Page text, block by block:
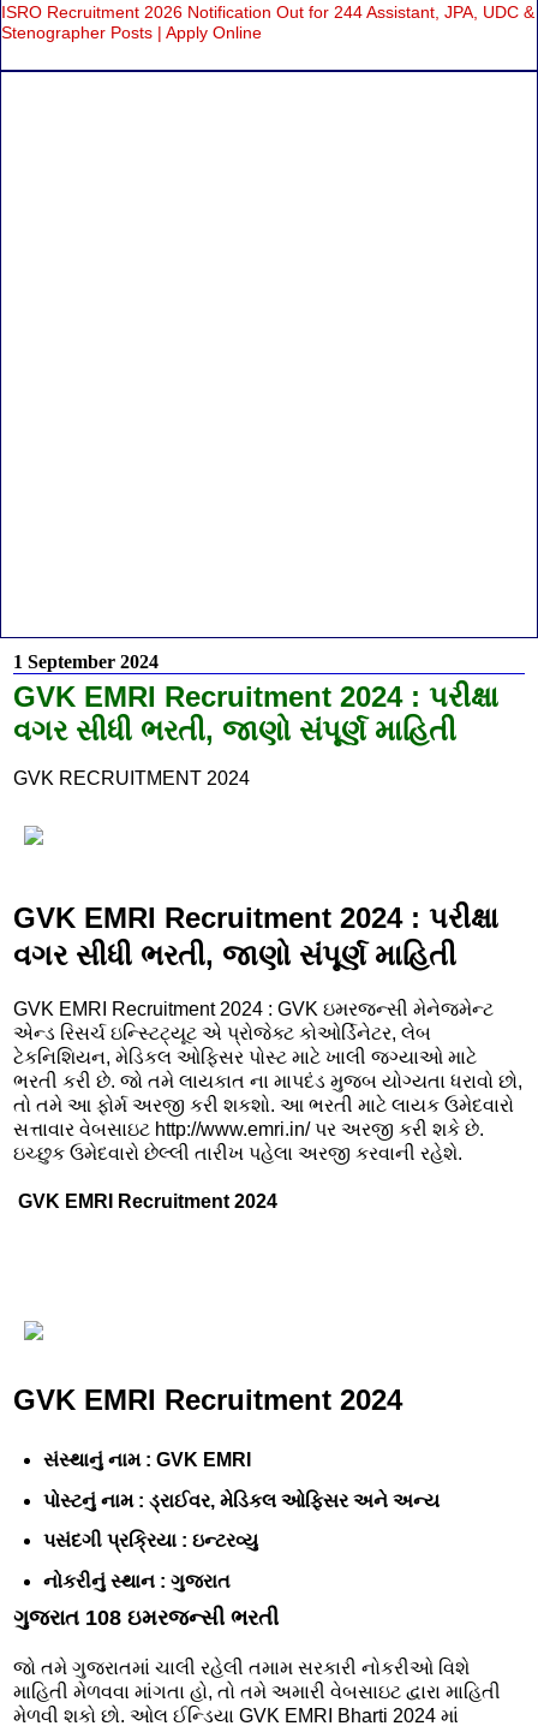
ISRO Recruitment 2026 Notification Out for 244 Assistant, JPA, UDC &
Stenographer Posts | Apply Online
1 September 2024
GVK EMRI Recruitment 2024 : પરીક્ષા
વગર સીધી ભરતી, જાણો સંપૂર્ણ માહિતી
GVK RECRUITMENT 2024
GVK EMRI Recruitment 2024 : પરીક્ષા
વગર સીધી ભરતી, જાણો સંપૂર્ણ માહિતી
GVK EMRI Recruitment 2024 : GVK ઇમરજન્સી મેનેજમેન્ટ
એન્ડ રિસર્ચ ઇન્સ્ટિટ્યૂટ એ પ્રોજેક્ટ કોઓર્ડિનેટર, લેબ
ટેકનિશિયન, મેડિકલ ઓફિસર પોસ્ટ માટે ખાલી જગ્યાઓ માટે
ભરતી કરી છે. જો તમે લાયકાત ના માપદંડ મુજબ યોગ્યતા ધરાવો છો,
તો તમે આ ફોર્મ અરજી કરી શકશો. આ ભરતી માટે લાયક ઉમેદવારો
સત્તાવાર વેબસાઇટ http://www.emri.in/ પર અરજી કરી શકે છે.
ઇચ્છુક ઉમેદવારો છેલ્લી તારીખ પહેલા અરજી કરવાની રહેશે.
GVK EMRI Recruitment 2024
GVK EMRI Recruitment 2024
સંસ્થાનું નામ : GVK EMRI
પોસ્ટનું નામ : ડ્રાઈવર, મેડિકલ ઓફિસર અને અન્ય
પસંદગી પ્રક્રિયા : ઇન્ટરવ્યુ
નોકરીનું સ્થાન : ગુજરાત
ગુજરાત 108 ઇમરજન્સી ભરતી
જો તમે ગુજરાતમાં ચાલી રહેલી તમામ સરકારી નોકરીઓ વિશે
માહિતી મેળવવા માંગતા હો, તો તમે અમારી વેબસાઇટ દ્વારા માહિતી
મેળવી શકો છો. ઓલ ઈન્ડિયા GVK EMRI Bharti 2024 માં